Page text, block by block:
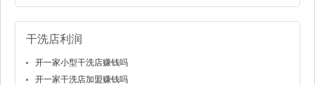
干洗店利润
开一家小型干洗店赚钱吗
开一家干洗店加盟赚钱吗